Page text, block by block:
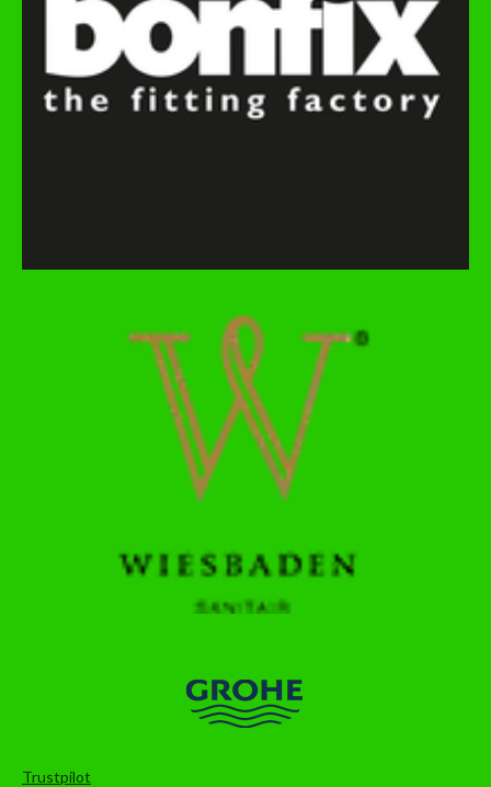
Trustpilot